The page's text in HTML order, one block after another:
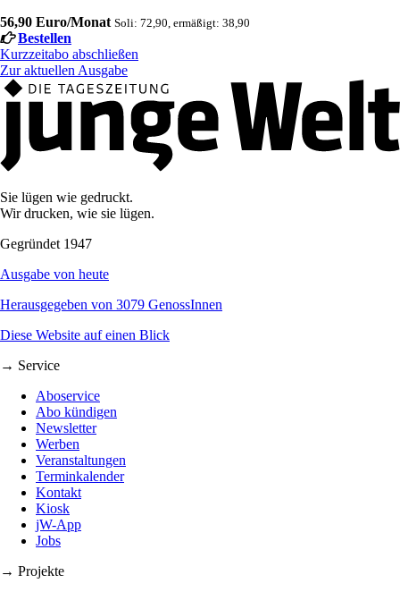
56,90 Euro/Monat Soli: 72,90, ermäßigt: 38,90
Bestellen
Kurzzeitabo abschließen
Zur aktuellen Ausgabe
Sie lügen wie gedruckt.
Wir drucken, wie sie lügen.
Gegründet 1947
Ausgabe von heute
Herausgegeben von 3079 GenossInnen
Diese Website auf einen Blick
→ Service
Aboservice
Abo kündigen
Newsletter
Werben
Veranstaltungen
Terminkalender
Kontakt
Kiosk
jW-App
Jobs
→ Projekte